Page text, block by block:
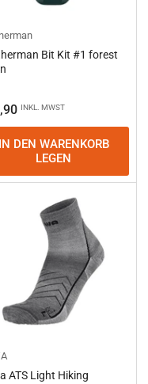
Bit Kit #1 forest
INKL. MWST
IN DEN WARENKORB
LEGEN
ATS Light Hiking